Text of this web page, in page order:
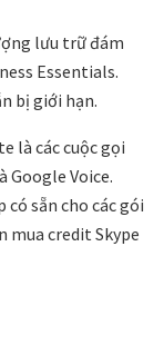
lưu trữ đám
Essentials.
bị giới hạn.
là các cuộc gọi
Google Voice.
có sẵn cho các gói
mua credit Skype